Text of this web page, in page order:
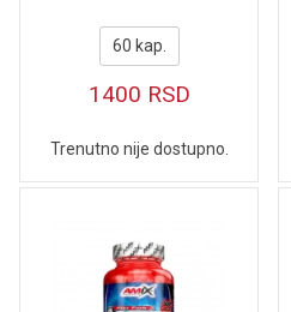
60 kap.
1400 RSD
Trenutno nije dostupno.